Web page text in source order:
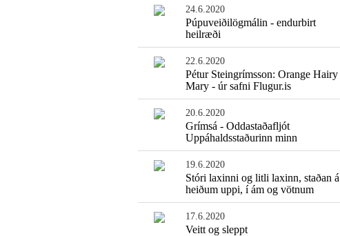
24.6.2020
Púpuveiðilögmálin - endurbirt
heilræði
22.6.2020
Pétur Steingrímsson: Orange Hairy
Mary - úr safni Flugur.is
20.6.2020
Grímsá - Oddastaðafljót
Uppáhaldsstaðurinn minn
19.6.2020
Stóri laxinni og litli laxinn, staðan á
heiðum uppi, í ám og vötnum
17.6.2020
Veitt og sleppt